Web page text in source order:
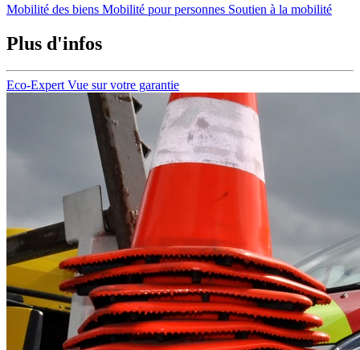
Mobilité des biens Mobilité pour personnes Soutien à la mobilité
Plus d'infos
Eco-Expert Vue sur votre garantie